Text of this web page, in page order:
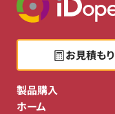
お見積もり
製品購入
ホーム